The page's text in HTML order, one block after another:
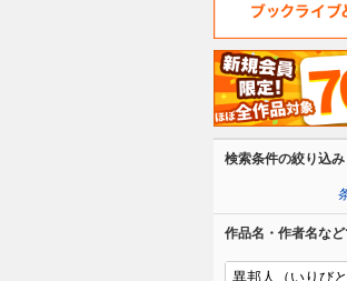
検索条件の絞り込
作品名・作者名な